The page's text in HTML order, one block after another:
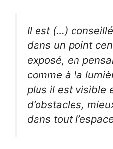
Il est (…)
dans un point
exposé, en
comme à la
plus il est visible
d’obstacles,
dans tout